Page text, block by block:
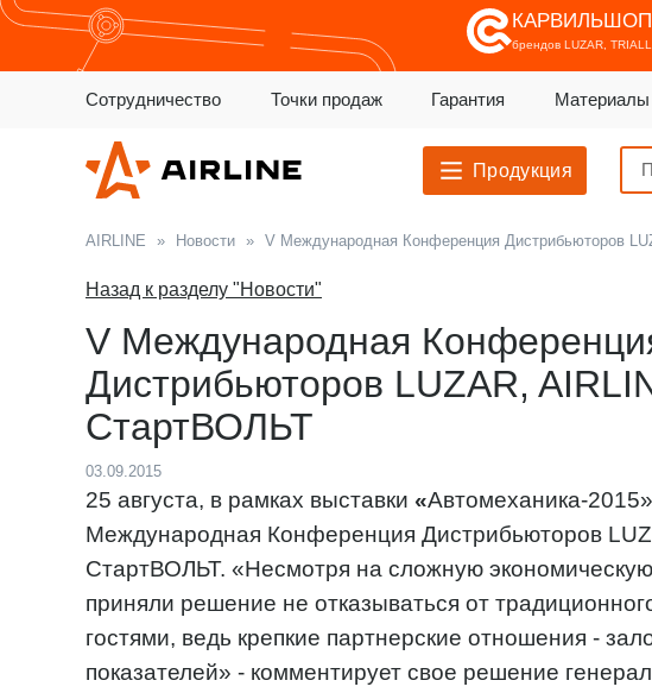
брендов LUZAR,
Сотрудничество Точки продаж Гарантия Материалы
Продукция
AIRLINE » Новости » V Международная Конференция Дистрибьюторов
Назад к разделу "Новости"
V Международная
Дистрибьюторов LUZAR,
СтартВОЛЬТ
03.09.2015
25 августа, в рамках выставки «Автомеханика-
Международная Конференция Дистрибьюторов
СтартВОЛЬТ. «Несмотря на сложную
приняли решение не отказываться от
гостями, ведь крепкие партнерские отношения -
показателей» - комментирует свое решение